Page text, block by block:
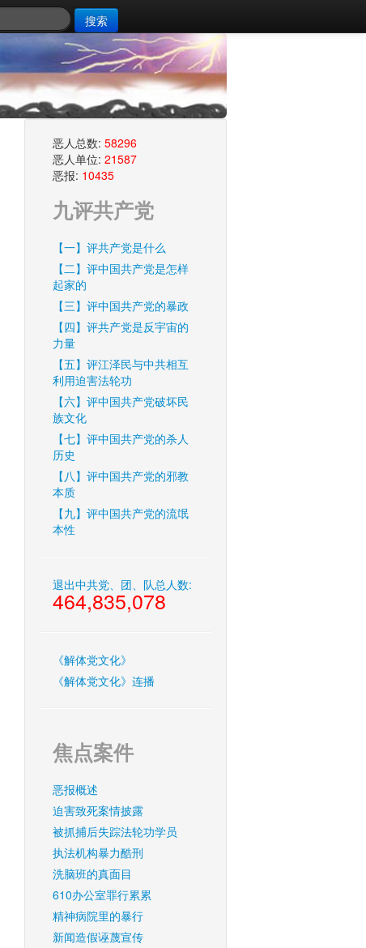
搜索
恶人总数: 58296
恶人单位: 21587
恶报: 10435
九评共产党
【一】评共产党是什么
【二】评中国共产党是怎样
起家的
【三】评中国共产党的暴政
【四】评共产党是反宇宙的
力量
【五】评江泽民与中共相互
利用迫害法轮功
【六】评中国共产党破坏民
族文化
【七】评中国共产党的杀人
历史
【八】评中国共产党的邪教
本质
【九】评中国共产党的流氓
本性
退出中共党、团、队总人数:
464,835,078
《解体党文化》
《解体党文化》连播
焦点案件
恶报概述
迫害致死案情披露
被抓捕后失踪法轮功学员
执法机构暴力酷刑
洗脑班的真面目
610办公室罪行累累
精神病院里的暴行
新闻造假诬蔑宣传